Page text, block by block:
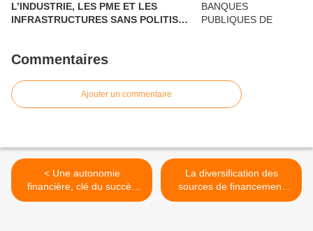
L’INDUSTRIE, LES PME ET LES
INFRASTRUCTURES SANS POLITISER
Commentaires
Ajouter un commentaire
< Une autonomie
financière, clé du succès
pour une diplomatie
La diversification des
sources de financement
public, clé de succès de